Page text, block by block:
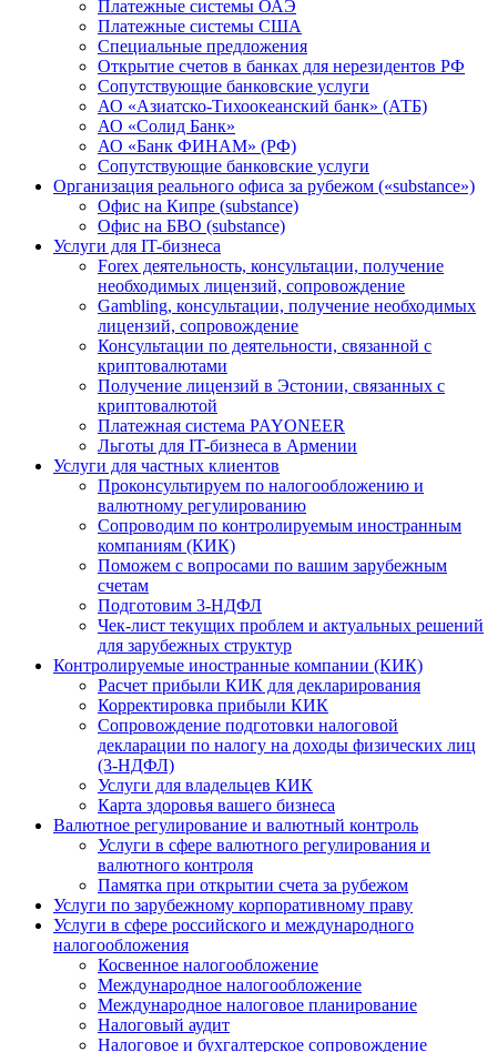
Платежные системы ОАЭ
Платежные системы США
Специальные предложения
Открытие счетов в банках для нерезидентов РФ
Сопутствующие банковские услуги
АО «Азиатско-Тихоокеанский банк» (АТБ)
АО «Солид Банк»
АО «Банк ФИНАМ» (РФ)
Сопутствующие банковские услуги
Организация реального офиса за рубежом («substance»)
Офис на Кипре (substance)
Офис на БВО (substance)
Услуги для IT-бизнеса
Forex деятельность, консультации, получение
необходимых лицензий, сопровождение
Gambling, консультации, получение необходимых
лицензий, сопровождение
Консультации по деятельности, связанной с
криптовалютами
Получение лицензий в Эстонии, связанных с
криптовалютой
Платежная система PAYONEER
Льготы для IT-бизнеса в Армении
Услуги для частных клиентов
Проконсультируем по налогообложению и
валютному регулированию
Сопроводим по контролируемым иностранным
компаниям (КИК)
Поможем с вопросами по вашим зарубежным
счетам
Подготовим 3-НДФЛ
Чек-лист текущих проблем и актуальных решений
для зарубежных структур
Контролируемые иностранные компании (КИК)
Расчет прибыли КИК для декларирования
Корректировка прибыли КИК
Сопровождение подготовки налоговой
декларации по налогу на доходы физических лиц
(3-НДФЛ)
Услуги для владельцев КИК
Карта здоровья вашего бизнеса
Валютное регулирование и валютный контроль
Услуги в сфере валютного регулирования и
валютного контроля
Памятка при открытии счета за рубежом
Услуги по зарубежному корпоративному праву
Услуги в сфере российского и международного
налогообложения
Косвенное налогообложение
Международное налогообложение
Международное налоговое планирование
Налоговый аудит
Налоговое и бухгалтерское сопровождение